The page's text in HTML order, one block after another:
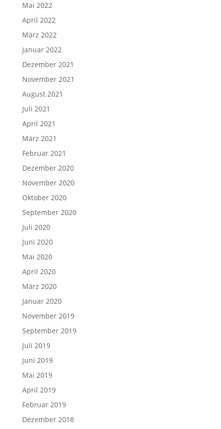
Mai 2022
April 2022
März 2022
Januar 2022
Dezember 2021
November 2021
August 2021
Juli 2021
April 2021
März 2021
Februar 2021
Dezember 2020
November 2020
Oktober 2020
September 2020
Juli 2020
Juni 2020
Mai 2020
April 2020
März 2020
Januar 2020
November 2019
September 2019
Juli 2019
Juni 2019
Mai 2019
April 2019
Februar 2019
Dezember 2018